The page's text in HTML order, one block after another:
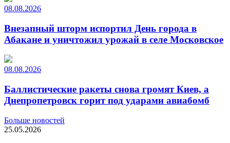
08.08.2026
Внезапный шторм испортил День города в
Абакане и уничтожил урожай в селе Московское
08.08.2026
Баллистические ракеты снова громят Киев, а
Днепропетровск горит под ударами авиабомб
Больше новостей
25.05.2026